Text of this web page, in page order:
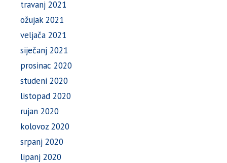
travanj 2021
ožujak 2021
veljača 2021
siječanj 2021
prosinac 2020
studeni 2020
listopad 2020
rujan 2020
kolovoz 2020
srpanj 2020
lipanj 2020